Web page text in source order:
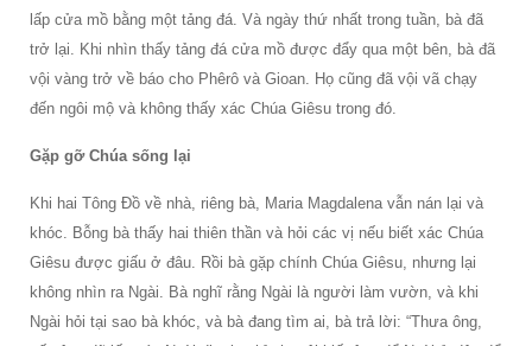
lấp cửa mồ bằng một tảng đá. Và ngày thứ nhất trong tuần, bà đã
trở lại. Khi nhìn thấy tảng đá cửa mồ được đẩy qua một bên, bà đã
vội vàng trở về báo cho Phêrô và Gioan. Họ cũng đã vội vã chạy
đến ngôi mộ và không thấy xác Chúa Giêsu trong đó.
Gặp gỡ Chúa sống lại
Khi hai Tông Đồ về nhà, riêng bà, Maria Magdalena vẫn nán lại và
khóc. Bỗng bà thấy hai thiên thần và hỏi các vị nếu biết xác Chúa
Giêsu được giấu ở đâu. Rồi bà gặp chính Chúa Giêsu, nhưng lại
không nhìn ra Ngài. Bà nghĩ rằng Ngài là người làm vườn, và khi
Ngài hỏi tại sao bà khóc, và bà đang tìm ai, bà trả lời: “Thưa ông,